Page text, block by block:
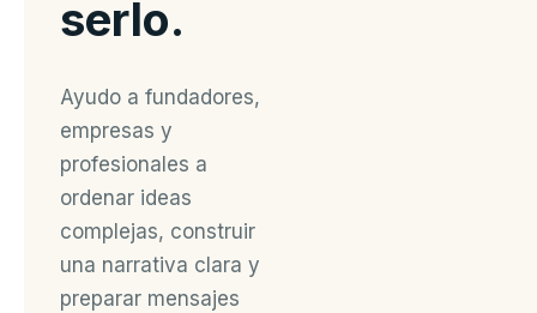
serlo.
Ayudo a fundadores,
empresas y
profesionales a
ordenar ideas
complejas, construir
una narrativa clara y
preparar mensajes